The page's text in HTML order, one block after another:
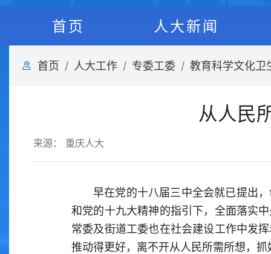
首页 人大新闻
首页 人大工作 专委工委 教育科学文化卫
从人民
来源： 重庆人大
早在党的十八届三中全会就已提出
和党的十九大精神的指引下，全面落实
常委及街道工委也在社会建设工作中发
推动得更好，离不开从人民所需所想，